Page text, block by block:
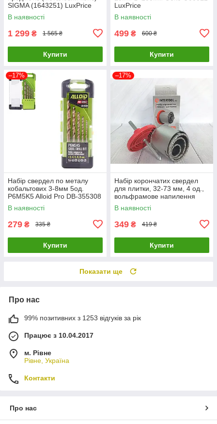
SIGMA (1643251) LuxPrice
В наявності
1 299 ₴ 1 565 ₴
Купити
LuxPrice
В наявності
499 ₴ 600 ₴
Купити
–17%
Набір свердел по металу
кобальтових 3-8мм 5од.
Р6М5K5 Alloid Pro DB-355308
LuxPrice
В наявності
279 ₴ 335 ₴
Купити
–17%
Набір корончатих свердел
для плитки, 32-73 мм, 4 од.,
вольфрамове напилення
INTERTOOL SD-0429
LuxPrice
В наявності
349 ₴ 419 ₴
Купити
Показати ще
Про нас
99% позитивних з 1253 відгуків за рік
Працює з 10.04.2017
м. Рівне
Рівне, Україна
Контакти
Про нас